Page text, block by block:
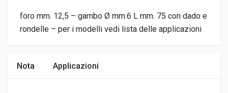
foro mm. 12,5 – gambo Ø mm.6 L mm. 75 con dado e
rondelle – per i modelli vedi lista delle applicazioni
Nota Applicazioni